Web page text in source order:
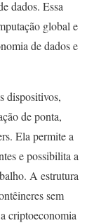
dados. Essa
global e
de dados e
dispositivos,
de ponta,
Ela permite a
e possibilita a
A estrutura
sem
criptoeconomia